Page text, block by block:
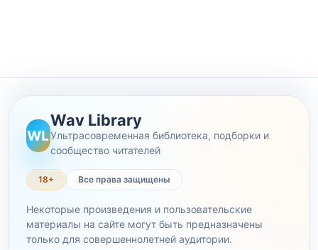
WL
Wav Library
Ультрасовременная библиотека, подборки и
сообщество читателей
18+ Все права защищены
Некоторые произведения и пользовательские
материалы на сайте могут быть предназначены
только для совершеннолетней аудитории.